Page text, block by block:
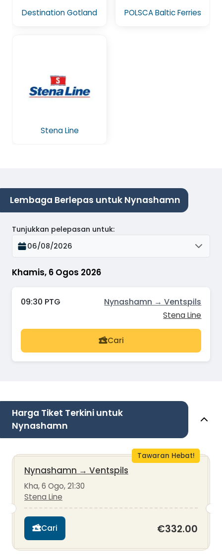
Destination Gotland POLSCA Baltic Ferries
Stena Line
Lembaga Berlepas untuk Nynashamn
Khamis, 6 Ogos 2026
Tunjukkan pelepasan untuk:
06/08/2026
09:30 PTG Nynashamn → Ventspils
Stena Line
Cari
Harga Tiket Terkini untuk
Nynashamn
Tawaran Hebat!
Nynashamn → Ventspils
Kha, 6 Ogo, 21:30
Stena Line
Cari €332.00